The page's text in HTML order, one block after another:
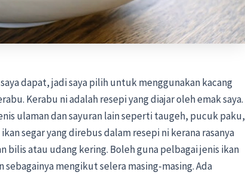
dapat, jadi saya pilih untuk menggunakan kacang
Kerabu ni adalah resepi yang diajar oleh emak saya.
ulaman dan sayuran lain seperti taugeh, pucuk paku,
segar yang direbus dalam resepi ni kerana rasanya
bilis atau udang kering. Boleh guna pelbagai jenis ikan
mengikut selera masing-masing. Ada